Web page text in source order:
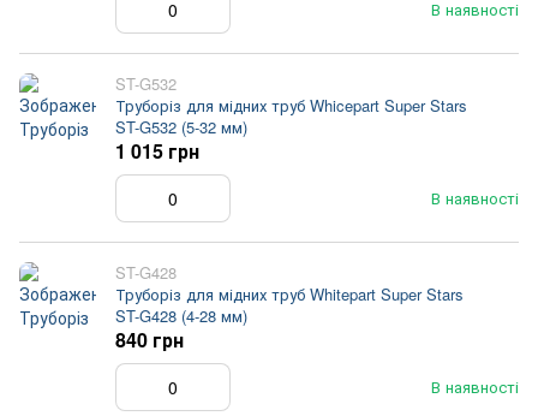
В наявності
ST-G532
Труборіз для мідних труб Whicepart Super Stars
ST-G532 (5-32 мм)
В наявності
1 015 грн
ST-G428
Труборіз для мідних труб Whitepart Super Stars
ST-G428 (4-28 мм)
В наявності
840 грн